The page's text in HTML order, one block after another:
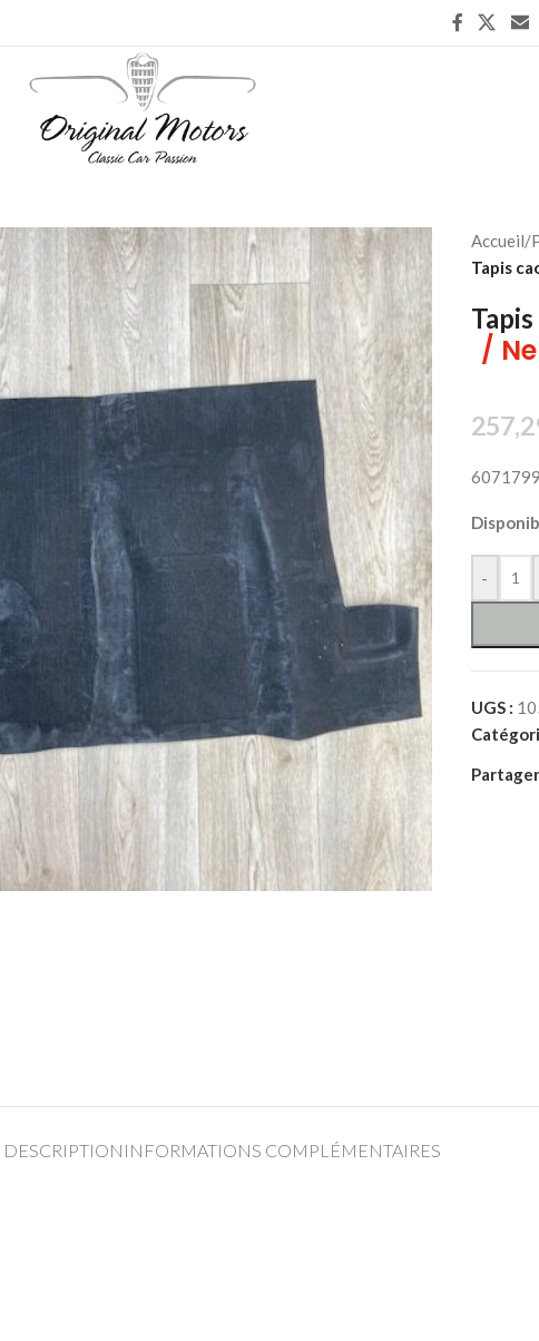
Accueil/
Tapis
/
-
UGS :
DESCRIPTION INFORMATIONS COMPLÉMENTAIRES